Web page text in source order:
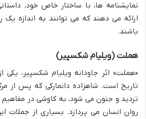
نمایشنامه ها، با ساختار خاص خود،
ارائه می دهند که می توانند به اندازه یک
باشند.
هملت (ویلیام شکسپیر)
«هملت» اثر جاودانه ویلیام شکسپیر، یکی
تاریخ است. شاهزاده دانمارکی که پس از
تردید و جنون می شود، به کاوشی در
روان انسان می پردازد. بسیاری از جملات